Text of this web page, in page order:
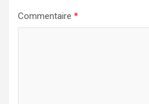
Commentaire *